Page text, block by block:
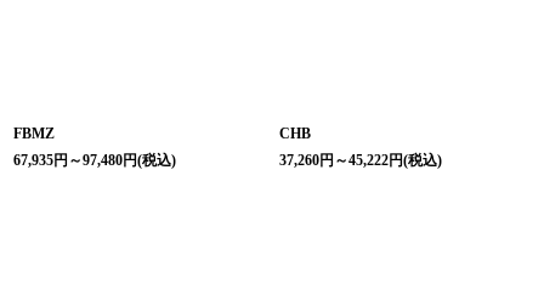
FBMZ
67,935円 ～97,480円(税込)
CHB
37,260円 ～45,222円(税込)